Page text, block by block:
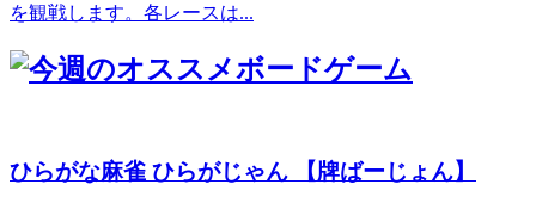
を観戦します。各レースは...
ひらがな麻雀 ひらがじゃん 【牌ばーじょん】